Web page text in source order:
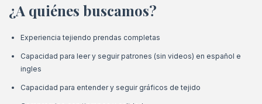
¿A quiénes buscamos?
Experiencia tejiendo prendas completas
Capacidad para leer y seguir patrones (sin videos) en español e
ingles
Capacidad para entender y seguir gráficos de tejido